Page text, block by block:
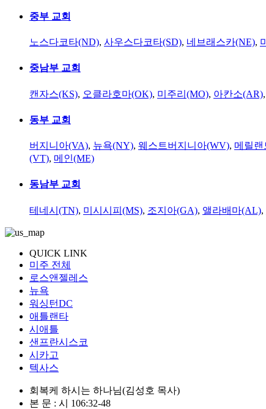
중부 교회
노스다코타(ND), 사우스다코타(SD), 네브래스카(NE),
중남부 교회
캔자스(KS), 오클라호마(OK), 미주리(MO), 아칸소(AR),
동부 교회
버지니아(VA), 뉴욕(NY), 웨스트버지니아(WV), 메릴
(VT), 메인(ME)
동남부 교회
테네시(TN), 미시시피(MS), 조지아(GA), 앨라배마(AL),
QUICK LINK
미주 전체
로스앤젤레스
뉴욕
워싱턴DC
애틀랜타
시애틀
샌프란시스코
시카고
텍사스
회복케 하시는 하나님(김성호 목사)
본 문 : 시 106:32-48